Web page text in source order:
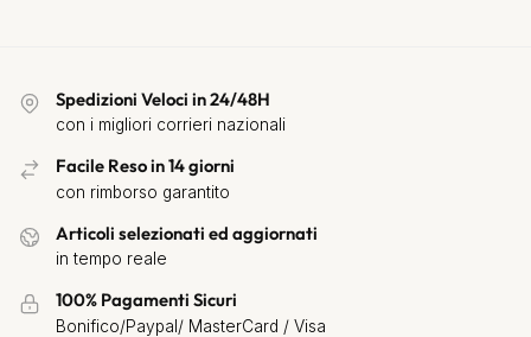
Spedizioni Veloci in 24/48H
con i migliori corrieri nazionali
Facile Reso in 14 giorni
con rimborso garantito
Articoli selezionati ed aggiornati
in tempo reale
100% Pagamenti Sicuri
Bonifico/Paypal/ MasterCard / Visa